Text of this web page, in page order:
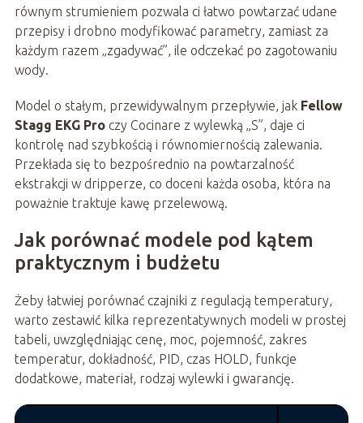
równym strumieniem pozwala ci łatwo powtarzać udane
przepisy i drobno modyfikować parametry, zamiast za
każdym razem „zgadywać”, ile odczekać po zagotowaniu
wody.
Model o stałym, przewidywalnym przepływie, jak Fellow
Stagg EKG Proczy Cocinare z wylewką „S”, daje ci
kontrolę nad szybkością i równomiernością zalewania.
Przekłada się to bezpośrednio na powtarzalność
ekstrakcji w dripperze, co doceni każda osoba, która na
poważnie traktuje kawę przelewową.
Jak porównać modele pod kątem
praktycznym i budżetu
Żeby łatwiej porównać czajniki z regulacją temperatury,
warto zestawić kilka reprezentatywnych modeli w prostej
tabeli, uwzględniając cenę, moc, pojemność, zakres
temperatur, dokładność, PID, czas HOLD, funkcje
dodatkowe, materiał, rodzaj wylewki i gwarancję.